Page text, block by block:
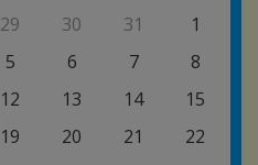
29 30 31
1
5 6 7
8
12 13 14
15
19 20 21
22